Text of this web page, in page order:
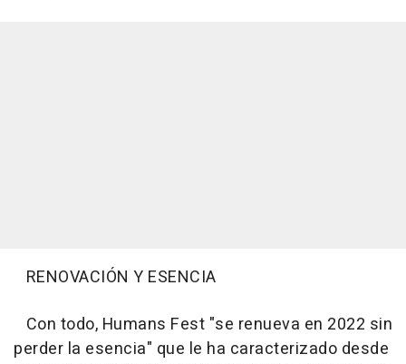
RENOVACIÓN Y ESENCIA
Con todo, Humans Fest "se renueva en 2022 sin
perder la esencia" que le ha caracterizado desde